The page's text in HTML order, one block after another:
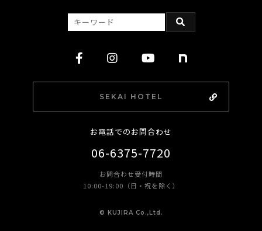
SEKAI HOTEL
お電話でのお問合わせ
06-6375-7720
お問合わせ受付時間
10:00-19:00（日・祝を除く）
©︎ KUJIRA Co.,Ltd.